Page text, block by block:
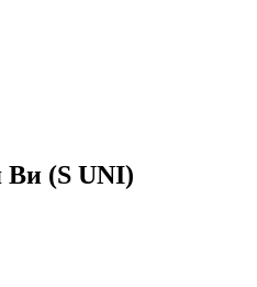
(S UNI)